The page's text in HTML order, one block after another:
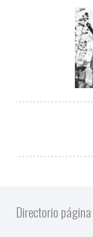
Directorio página